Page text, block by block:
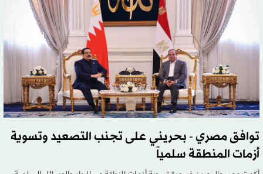
توافق مصري - بحريني على تجنب التصعيد وتسوية
أزمات المنطقة سلمياً